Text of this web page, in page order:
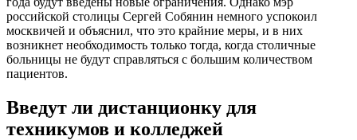
российской столицы Сергей Собянин немного успокоил
москвичей и объяснил, что это крайние меры, и в них
возникнет необходимость только тогда, когда столичные
больницы не будут справляться с большим количеством
пациентов.
Введут ли дистанционку для
техникумов и колледжей